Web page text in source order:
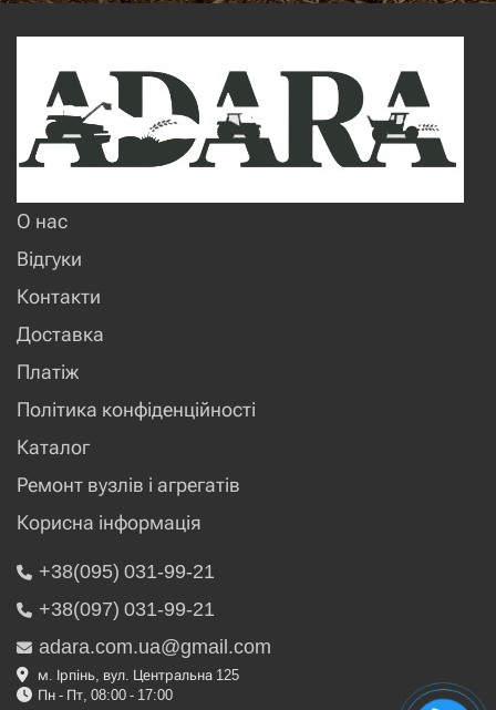
О нас
Відгуки
Контакти
Доставка
Платіж
Політика конфіденційності
Каталог
Ремонт вузлів і агрегатів
Корисна інформація
+38(095) 031-99-21
+38(097) 031-99-21
adara.com.ua@gmail.com
м. Ірпінь, вул. Центральна 125
Пн - Пт, 08:00 - 17:00